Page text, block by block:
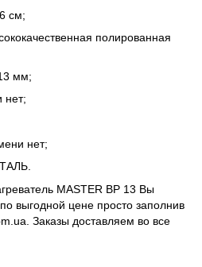
см;
полированная
мм;
нет;
нет;
MASTER BP 13 Вы
выгодной цене просто заполнив
Заказы доставляем во все